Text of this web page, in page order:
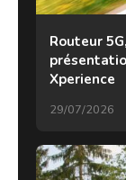
Routeur
Xperience
29/07/2026